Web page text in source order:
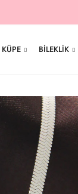
KÜPE BILEKLIK